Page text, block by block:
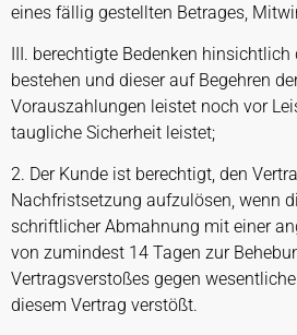
eines fällig gestellten Betrages,
III. berechtigte Bedenken
bestehen und dieser auf Begehren
Vorauszahlungen leistet noch vor
taugliche Sicherheit leistet;
2. Der Kunde ist berechtigt, den
Nachfristsetzung aufzulösen, wenn
schriftlicher Abmahnung mit einer
von zumindest 14 Tagen zur
Vertragsverstoßes gegen
diesem Vertrag verstößt.